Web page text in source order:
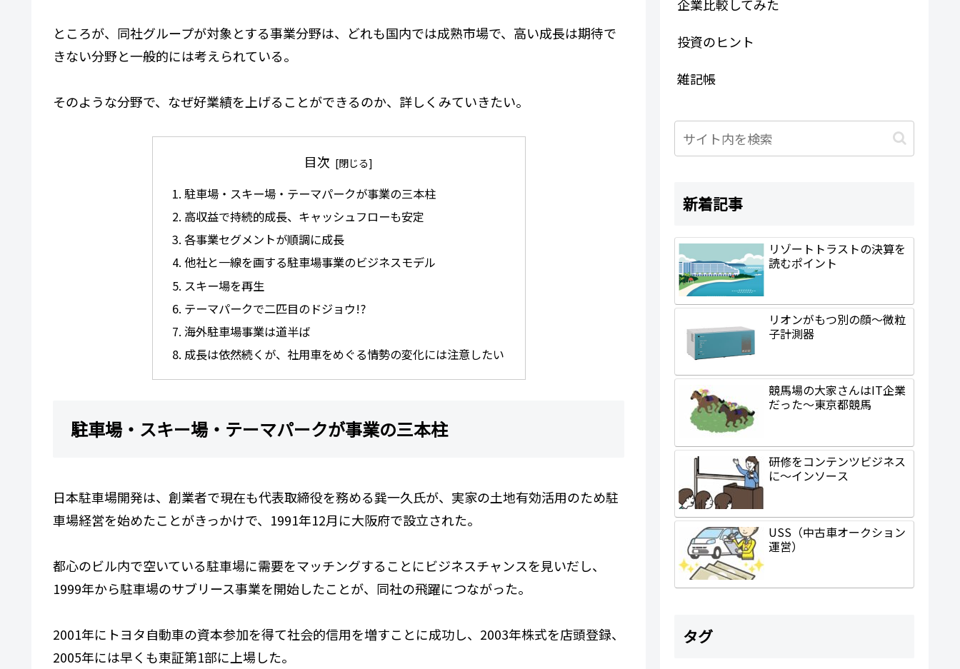
ところが、同社グループが対象とする事業分野は、どれも国内では成熟市場で、高い成長は期待で
きない分野と一般的には考えられている。
そのような分野で、なぜ好業績を上げることができるのか、詳しくみていきたい。
目次
駐車場・スキー場・テーマパークが事業の三本柱
高収益で持続的成長、キャッシュフローも安定
各事業セグメントが順調に成長
他社と一線を画する駐車場事業のビジネスモデル
スキー場を再生
テーマパークで二匹目のドジョウ!?
海外駐車場事業は道半ば
成長は依然続くが、社用車をめぐる情勢の変化には注意したい
駐車場・スキー場・テーマパークが事業の三本柱
日本駐車場開発は、創業者で現在も代表取締役を務める巽一久氏が、実家の土地有効活用のため駐
車場経営を始めたことがきっかけで、1991年12月に大阪府で設立された。
都心のビル内で空いている駐車場に需要をマッチングすることにビジネスチャンスを見いだし、
1999年から駐車場のサブリース事業を開始したことが、同社の飛躍につながった。
2001年にトヨタ自動車の資本参加を得て社会的信用を増すことに成功し、2003年株式を店頭登録、
2005年には早くも東証第1部に上場した。
企業比較してみた
投資のヒント
雑記帳
新着記事
リゾートトラストの決算を
読むポイント
リオンがもつ別の顔～微粒
子計測器
競馬場の大家さんはIT企業
だった～東京都競馬
研修をコンテンツビジネス
に～インソース
USS（中古車オークション
運営）
タグ